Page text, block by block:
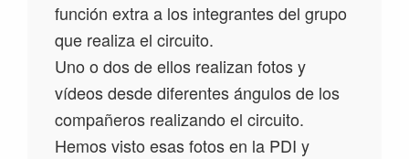
función extra a los integrantes del grupo
que realiza el circuito.
Uno o dos de ellos realizan fotos y
vídeos desde diferentes ángulos de los
compañeros realizando el circuito.
Hemos visto esas fotos en la PDI y